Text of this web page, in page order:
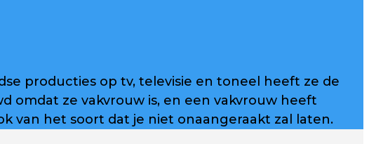
producties op tv, televisie en toneel heeft ze de
omdat ze vakvrouw is, en een vakvrouw heeft
van het soort dat je niet onaangeraakt zal laten.